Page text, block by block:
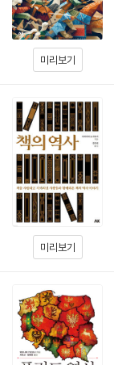
미리보기
미리보기